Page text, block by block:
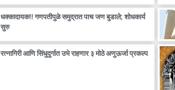
धक्कादायक!! गणपतीपुळे समुद्रात पाच जण बुडाले; शोधकार्य
सुरु
रत्नागिरी आणि सिंधुदुर्गात उभे राहणार ३ मोठे अणुऊर्जा प्रकल्प